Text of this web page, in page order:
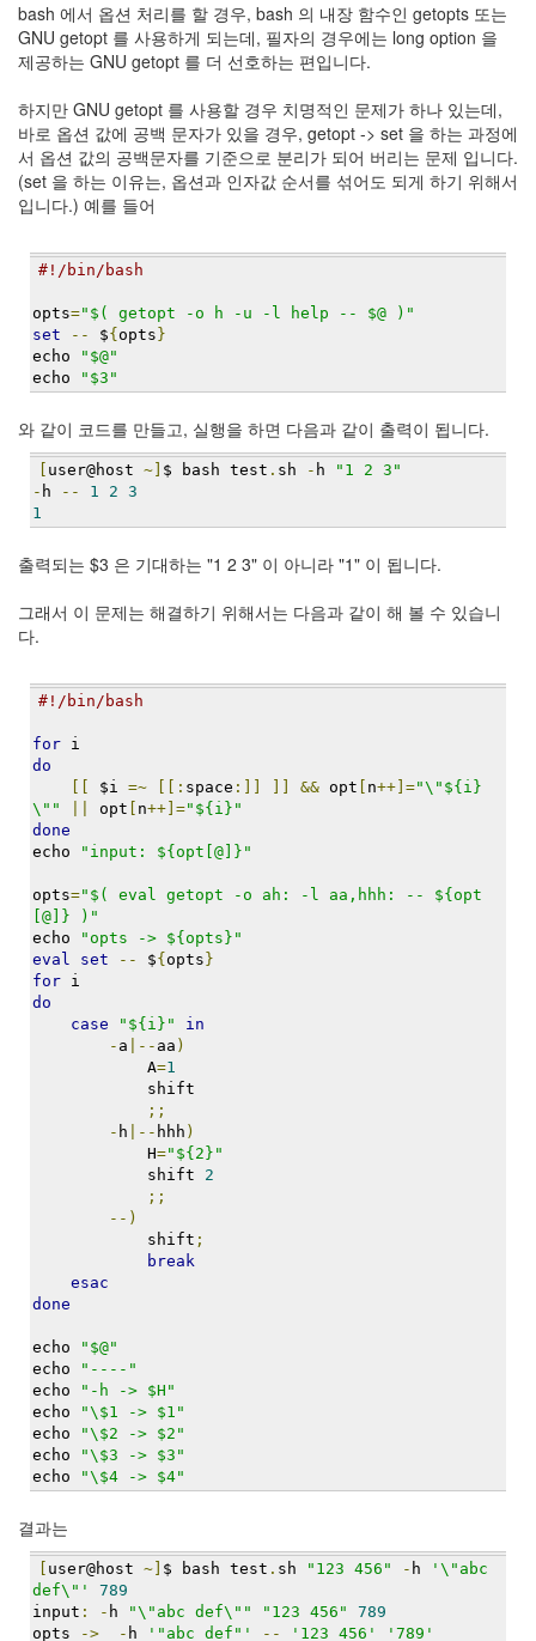
bash 에서 옵션 처리를 할 경우, bash 의 내장 함수인 getopts 또는
GNU getopt 를 사용하게 되는데, 필자의 경우에는 long option 을
제공하는 GNU getopt 를 더 선호하는 편입니다.
하지만 GNU getopt 를 사용할 경우 치명적인 문제가 하나 있는데,
바로 옵션 값에 공백 문자가 있을 경우, getopt -> set 을 하는 과정에
서 옵션 값의 공백문자를 기준으로 분리가 되어 버리는 문제 입니다.
(set 을 하는 이유는, 옵션과 인자값 순서를 섞어도 되게 하기 위해서
입니다.) 예를 들어
#!/bin/bash
opts="$( getopt -o h -u -l help -- $@ )"
set
-- ${ opts }
echo
"$@"
echo
"$3"
와 같이 코드를 만들고, 실행을 하면 다음과 같이 출력이 됩니다.
user@host ~] $ bash test . sh - h
"1 2 3"
- h -- 1 2 3
1
출력되는 $3 은 기대하는 "1 2 3" 이 아니라 "1" 이 됩니다.
그래서 이 문제는 해결하기 위해서는 다음과 같이 해 볼 수 있습니
다.
#!/bin/bash
for i
do
$i =~ [[: space :]] && opt n++]="\"${i}
\""
opt n++]="${i}"
done
echo
"input: ${opt[@]}"
opts="$( eval getopt -o ah: -l aa,hhh: -- ${opt
[@]} )"
echo
"opts -> ${opts}"
eval
set -- ${ opts }
for i
do
case
"${i}"
in
- a |-- aa )
A=1
shift
;;
- h |-- hhh )
H="${2}"
shift 2
;;
--)
shift ;
break
esac
done
echo
"$@"
echo
"----"
echo
"-h -> $H"
echo
"\$1 -> $1"
echo
"\$2 -> $2"
echo
"\$3 -> $3"
echo
"\$4 -> $4"
결과는
user@host ~] $ bash test . sh "123 456" - h
'\"abc
def\"'
789
input : - h "\"abc def\"" "123 456"
789
opts
-> - h '"abc def"' -- '123 456' '789'
Notices
Find!
Categories
전
체
주
주
절
30
군
11
둘
사
고
일
지
3
Tech
143
녕
눅
스
프
로
래
밍
57
Mozilla
23
Tip
뷰
Recent
Posts
Daweikala
AA
1.5V
Li-
ion
3800...
by